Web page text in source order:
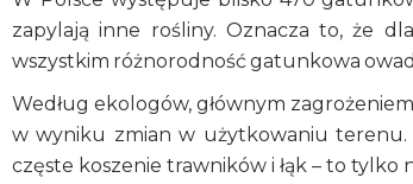
zapylają inne rośliny. Oznacza to, że
wszystkim różnorodność gatunkowa
Według ekologów, głównym
w wyniku zmian w użytkowaniu terenu.
częste koszenie trawników i łąk – to